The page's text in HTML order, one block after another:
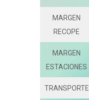
MARGEN
RECOPE
MARGEN
ESTACIONES
TRANSPORTE